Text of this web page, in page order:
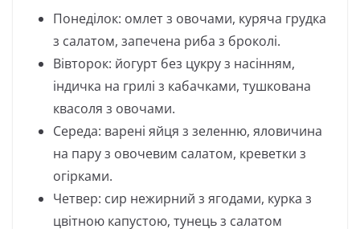
Понеділок: омлет з овочами, куряча грудка
з салатом, запечена риба з броколі.
Вівторок: йогурт без цукру з насінням,
індичка на грилі з кабачками, тушкована
квасоля з овочами.
Середа: варені яйця з зеленню, яловичина
на пару з овочевим салатом, креветки з
огірками.
Четвер: сир нежирний з ягодами, курка з
цвітною капустою, тунець з салатом